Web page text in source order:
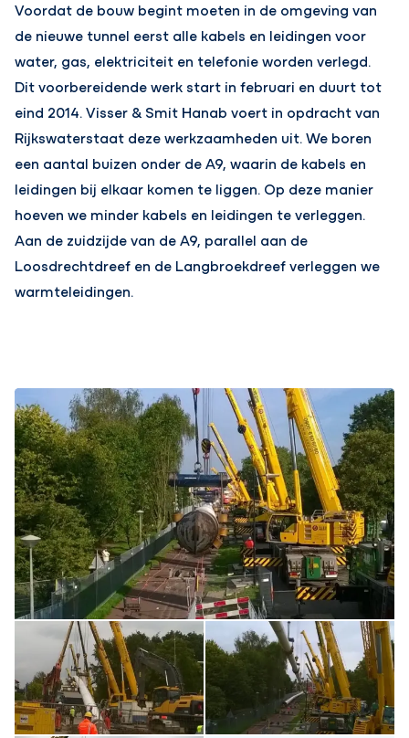
Voordat de bouw begint moeten in de omgeving van
de nieuwe tunnel eerst alle kabels en leidingen voor
water, gas, elektriciteit en telefonie worden verlegd.
Dit voorbereidende werk start in februari en duurt tot
eind 2014. Visser & Smit Hanab voert in opdracht van
Rijkswaterstaat deze werkzaamheden uit. We boren
een aantal buizen onder de A9, waarin de kabels en
leidingen bij elkaar komen te liggen. Op deze manier
hoeven we minder kabels en leidingen te verleggen.
Aan de zuidzijde van de A9, parallel aan de
Loosdrechtdreef en de Langbroekdreef verleggen we
warmteleidingen.